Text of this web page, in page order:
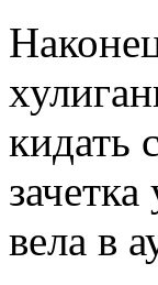
кидать
вела в